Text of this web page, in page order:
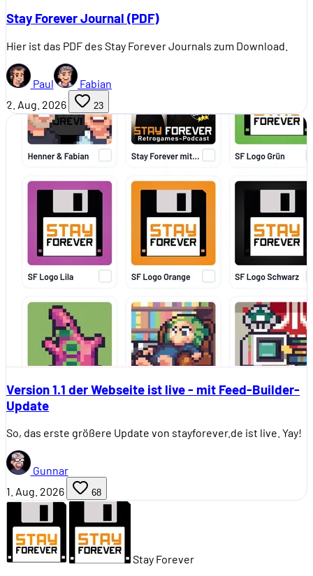
Stay Forever Journal (PDF)
Hier ist das PDF des Stay Forever Journals zum Download.
Paul
Fabian
2. Aug. 2026
23
Version 1.1 der Webseite ist live - mit Feed-Builder-
Update
So, das erste größere Update von stayforever.de ist live. Yay!
Gunnar
1. Aug. 2026
68
Stay Forever